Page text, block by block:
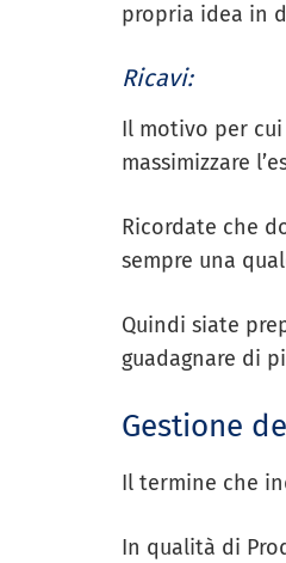
propria idea in
Ricavi:
Il motivo per
massimizzare
Ricordate che
sempre una
Quindi siate
guadagnare di
Gestione
Il termine che
In qualità di